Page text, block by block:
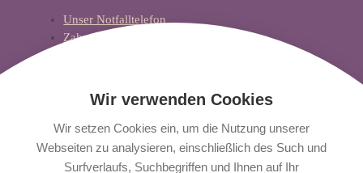
Unser Notfalltelefon
Zahnärztlicher Notdienst
Datenschutzerklärung
KONTAKTFORMULAR
Wir verwenden Cookies
Wir setzen Cookies ein, um die Nutzung unserer
Webseiten zu analysieren, einschließlich des Such und
Surfverlaufs, Suchbegriffen und Ihnen auf Ihr